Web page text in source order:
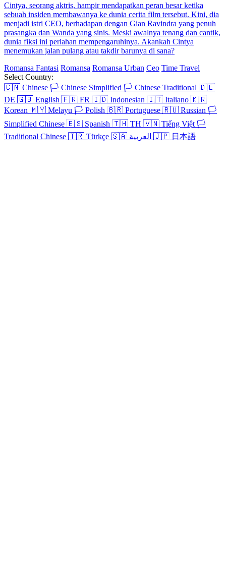
Cintya, seorang aktris, hampir mendapatkan peran besar ketika
sebuah insiden membawanya ke dunia cerita film tersebut. Kini, dia
menjadi istri CEO, berhadapan dengan Gian Ravindra yang penuh
prasangka dan Wanda yang sinis. Meski awalnya tenang dan cantik,
dunia fiksi ini perlahan mempengaruhinya. Akankah Cintya
menemukan jalan pulang atau takdir barunya di sana?
Romansa Fantasi Romansa Romansa Urban Ceo Time Travel
Select Country:
🇨🇳 Chinese 🏳️ Chinese Simplified 🏳️ Chinese Traditional 🇩🇪
DE 🇬🇧 English 🇫🇷 FR 🇮🇩 Indonesian 🇮🇹 Italiano 🇰🇷
Korean 🇲🇾 Melayu 🏳️ Polish 🇧🇷 Portuguese 🇷🇺 Russian 🏳️
Simplified Chinese 🇪🇸 Spanish 🇹🇭 TH 🇻🇳 Tiếng Việt 🏳️
Traditional Chinese 🇹🇷 Türkçe 🇸🇦 🇯🇵 日本語